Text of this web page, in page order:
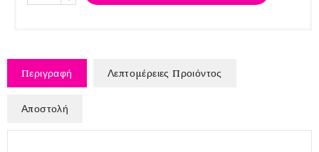
Περιγραφή Λεπτομέρειες Προιόντος
Αποστολή